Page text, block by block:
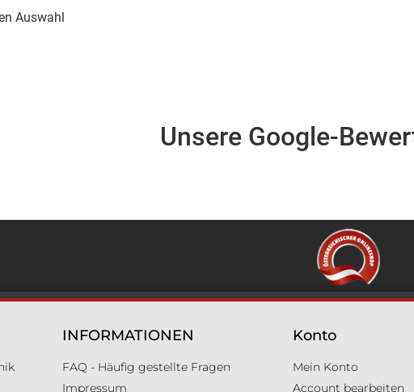
Auswahl
Unsere Google-
INFORMATIONEN
FAQ - Häufig gestellte Fragen
Impressum
Konto
Mein Konto
Account bearbeiten